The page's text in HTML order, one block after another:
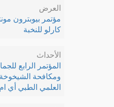
العرض
مؤتمر بيوبترون
كارلو للنخبة
الأحداث
المؤتمر الرابع
ومكافحة الشيخوخة
العلمي الطبي أي